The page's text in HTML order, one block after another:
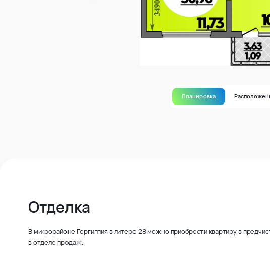
Планировка
Отделка
В микрорайоне Горгиппия в литере 28 можно приобрести квартиру в
в отделе продаж.